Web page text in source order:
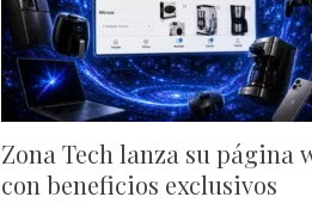
Zona Tech lanza su página
con beneficios exclusivos